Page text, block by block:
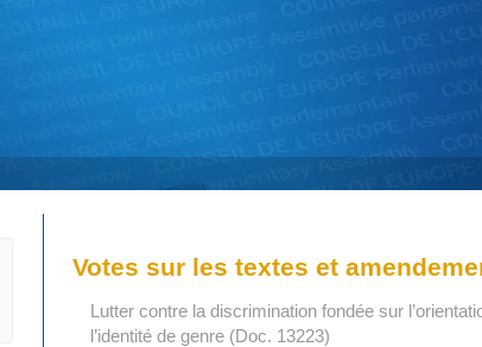
Votes sur les textes et
Lutter contre la discrimination fondée sur
l’identité de genre (Doc. 13223)